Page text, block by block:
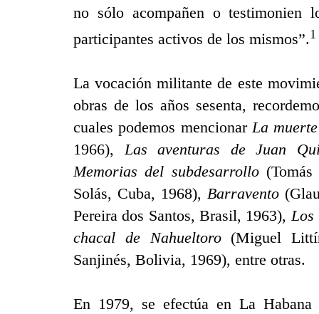
no sólo acompañen o testimonien
participantes activos de los mismos”.1
La vocación militante de este
obras de los años sesenta,
cuales podemos mencionarLa
1966),Las aventuras de Juan
Memorias del subdesarrollo(Tomás
Solás, Cuba, 1968), Barravento (
Pereira dos Santos, Brasil, 1963),Los
chacal de Nahueltoro (Miguel
Sanjinés, Bolivia, 1969), entre otras.
En 1979, se efectúa en La